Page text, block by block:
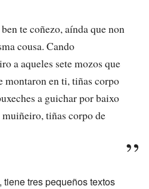
te coñezo, aínda que non
cousa. Cando
a aqueles sete mozos que
montaron en ti, tiñas corpo
a guichar por baixo
tiñas corpo de
tiene tres pequeños textos